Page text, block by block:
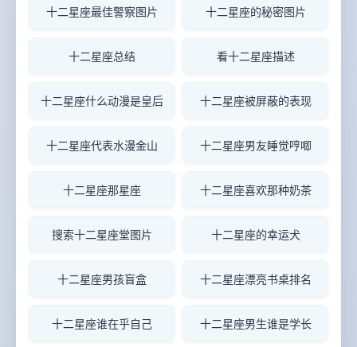
十二星座最佳警察图片 十二星座的秘密图片
十二星座总结 看十二星座描述
十二星座什么动漫是皇后 十二星座被屏蔽的表现
十二星座代表水漫金山 十二星座男友睡觉哼唧
十二星座那星座 十二星座喜欢那种奶茶
搜索十二星座堂图片 十二星座的幸运犬
十二星座男孩盲盒 十二星座漂亮书桌排名
十二星座谁在乎自己 十二星座男生谁是学长